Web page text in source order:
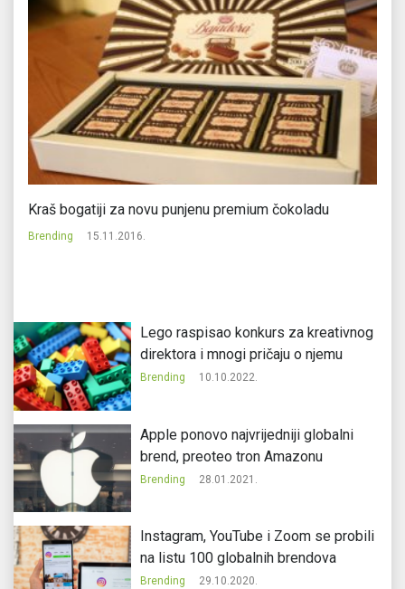
Kraš bogatiji za novu punjenu premium čokoladu
Brending 15.11.2016.
Lego raspisao konkurs za kreativnog
direktora i mnogi pričaju o njemu
Brending 10.10.2022.
Apple ponovo najvrijedniji globalni
brend, preoteo tron Amazonu
Brending 28.01.2021.
Instagram, YouTube i Zoom se probili
na listu 100 globalnih brendova
Brending 29.10.2020.